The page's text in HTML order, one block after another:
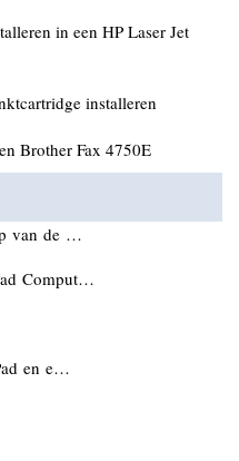
in een HP Laser Jet
installeren
Brother Fax 4750E
van de …
Comput…
en e…